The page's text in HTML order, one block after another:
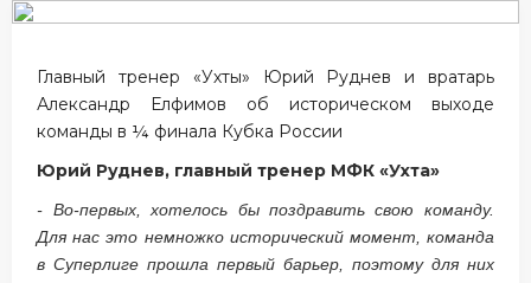
Главный тренер «Ухты» Юрий Руднев и вратарь
Александр Елфимов об историческом выходе
команды в ¼ финала Кубка России
Юрий Руднев, главный тренер МФК «Ухта»
- Во-первых, хотелось бы поздравить свою команду.
Для нас это немножко исторический момент, команда
в Суперлиге прошла первый барьер, поэтому для них